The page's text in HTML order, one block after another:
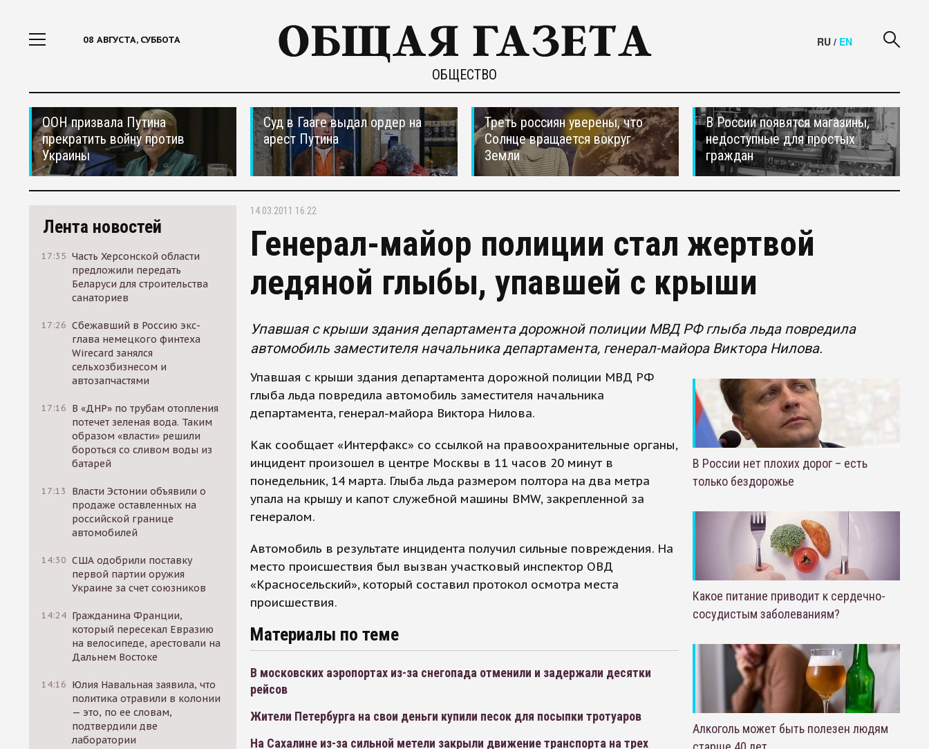
08 АВГУСТА, СУББОТА
ОБЩЕСТВО
RU / EN
ООН призвала Путина
прекратить войну против
Украины
Суд в Гааге выдал ордер на
арест Путина
Треть россиян уверены, что
Солнце вращается вокруг
Земли
В России появятся магазины,
недоступные для простых
граждан
Лента новостей
17:35 Часть Херсонской области
предложили передать
Беларуси для строительства
санаториев
17:26 Сбежавший в Россию экс-
глава немецкого финтеха
Wirecard занялся
сельхозбизнесом и
автозапчастями
17:16 В «ДНР» по трубам отопления
потечет зеленая вода. Таким
образом «власти» решили
бороться со сливом воды из
батарей
17:13
Власти Эстонии объявили о
продаже оставленных на
российской границе
автомобилей
14:30 США одобрили поставку
первой партии оружия
Украине за счет союзников
14:24 Гражданина Франции,
который пересекал Евразию
на велосипеде, арестовали на
Дальнем Востоке
14:16 Юлия Навальная заявила, что
политика отравили в колонии
— это, по ее словам,
подтвердили две
лаборатории
14.03.2011 16:22
Генерал-майор полиции стал жертвой
ледяной глыбы, упавшей с крыши
Упавшая с крыши здания департамента дорожной полиции МВД РФ глыба льда повредила
автомобиль заместителя начальника департамента, генерал-майора Виктора Нилова.
Упавшая с крыши здания департамента дорожной полиции МВД РФ
глыба льда повредила автомобиль заместителя начальника
департамента, генерал-майора Виктора Нилова.
Как сообщает «Интерфакс» со ссылкой на правоохранительные органы,
инцидент произошел в центре Москвы в 11 часов 20 минут в
понедельник, 14 марта. Глыба льда размером полтора на два метра
упала на крышу и капот служебной машины BMW, закрепленной за
генералом.
Автомобиль в результате инцидента получил сильные повреждения. На
место происшествия был вызван участковый инспектор ОВД
«Красносельский», который составил протокол осмотра места
происшествия.
Материалы по теме
В московских аэропортах из-за снегопада отменили и задержали десятки
рейсов
Жители Петербурга на свои деньги купили песок для посыпки тротуаров
На Сахалине из-за сильной метели закрыли движение транспорта на трех
В России нет плохих дорог – есть
только бездорожье
Какое питание приводит к сердечно-
сосудистым заболеваниям?
Алкоголь может быть полезен людям